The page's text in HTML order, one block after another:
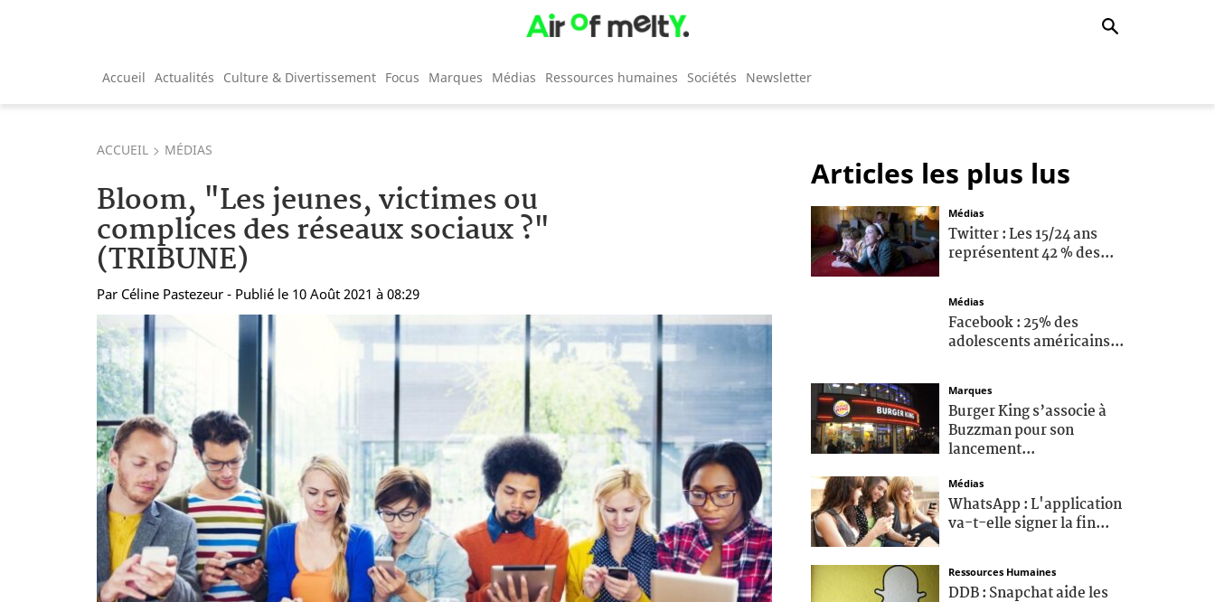
Accueil Actualités Culture & Divertissement Focus Marques Médias Ressources humaines Sociétés Newsletter
ACCUEIL MÉDIAS
Bloom, "Les jeunes, victimes ou
complices des réseaux sociaux ?"
(TRIBUNE)
Par Céline Pastezeur - Publié le 10 Août 2021 à 08:29
Articles les plus lus
Médias
Twitter : Les 15/24 ans
représentent 42 % des...
Médias
Facebook : 25% des
adolescents américains...
Marques
Burger King s’associe à
Buzzman pour son
lancement...
Médias
WhatsApp : L'application
va-t-elle signer la fin...
Ressources Humaines
DDB : Snapchat aide les